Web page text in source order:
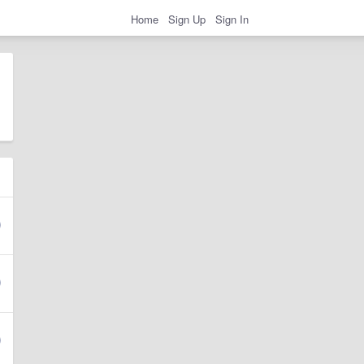
Home Sign Up Sign In